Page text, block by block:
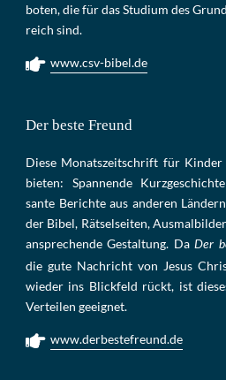
bo­ten, die für das Stu­di­um des
reich sind.
www.csv-bibel.de
Der beste Freund
Die­se Mo­nats­zeit­schrift für
bie­ten: Span­nen­de
san­te Be­rich­te aus an­de­ren
der Bi­bel, Rät­sel­sei­ten,
an­sprech­ende Ge­stal­tung. DaDer
die gu­te Nach­richt von Je­sus
wie­der ins Blick­feld rückt, ist
Ver­tei­len ge­eig­net.
www.derbestefreund.de